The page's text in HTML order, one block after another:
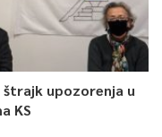
na Lokalnim izborima
od čega 23
– 129 političkih
štrajk upozorenja u
KS